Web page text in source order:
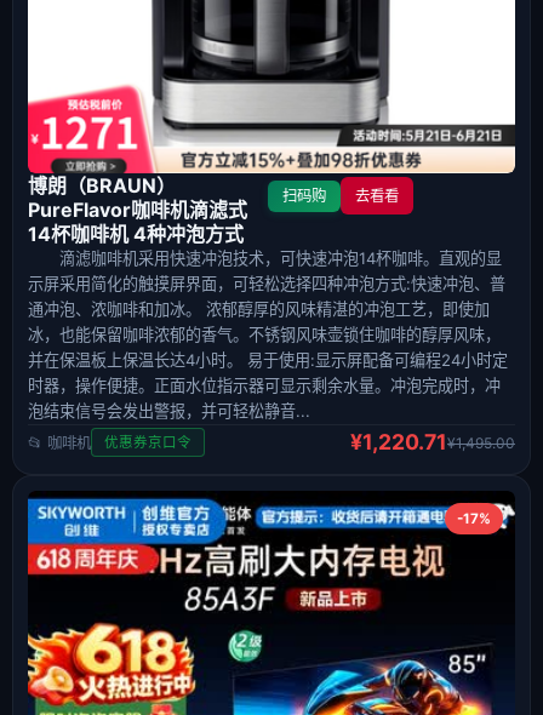
博朗（BRAUN）
PureFlavor咖啡机滴滤式
14杯咖啡机 4种冲泡方式
扫码购 去看看
滴滤咖啡机采用快速冲泡技术，可快速冲泡14杯咖啡。直观的显
示屏采用简化的触摸屏界面，可轻松选择四种冲泡方式:快速冲泡、普
通冲泡、浓咖啡和加冰。 浓郁醇厚的风味精湛的冲泡工艺，即使加
冰，也能保留咖啡浓郁的香气。不锈钢风味壶锁住咖啡的醇厚风味，
并在保温板上保温长达4小时。 易于使用:显示屏配备可编程24小时定
时器，操作便捷。正面水位指示器可显示剩余水量。冲泡完成时，冲
泡结束信号会发出警报，并可轻松静音...
📂 咖啡机 优惠券京口令 ¥1,220.71¥1,495.00
-17%